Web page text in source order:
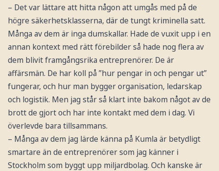
– Det var lättare att hitta någon att umgås med på de
högre säkerhetsklasserna, där de tungt kriminella satt.
Många av dem är inga dumskallar. Hade de vuxit upp i en
annan kontext med rätt förebilder så hade nog flera av
dem blivit framgångsrika entreprenörer. De är
affärsmän. De har koll på ”hur pengar in och pengar ut”
fungerar, och hur man bygger organisation, ledarskap
och logistik. Men jag står så klart inte bakom något av de
brott de gjort och har inte kontakt med dem i dag. Vi
överlevde bara tillsammans.
– Många av dem jag lärde känna på Kumla är betydligt
smartare än de entreprenörer som jag känner i
Stockholm som byggt upp miljardbolag. Och kanske är